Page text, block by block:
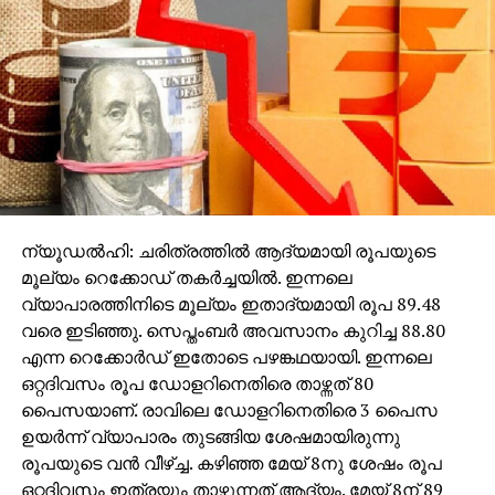
എന്ന നബി (സ) വചനം മാനവിക സൗഹാര്‍ദ്ദത്തിന്റെ
നിദര്‍ശനമല്ലെങ്കില്‍ മറ്റെന്താണ്? സിദ്ദീഖ് (റ)
ഭരണാധികാരമേറ്റപ്പോഴും ഉമറിബ്‌നുല്‍ ഖത്താബ് (റ),
ഉസ്മാനുബ്‌നു അഫ്ഫാന്‍ (റ), അലിയുബ്‌നു
അബീത്വാലിബ് (റ) എന്നിവര്‍ സാരഥ്യമേറ്റപ്പോഴും
നയപ്രഖ്യാപനം നടത്തി. എന്തായിരുന്നു അതില്‍
മുഴച്ചുനിന്നത്? മനുഷ്യ സാഹോദര്യം. എല്ലാവര്‍ക്കും
നീതി. കോപ്റ്റിക് വംശജനോട് അപമര്യാദയായി
പെരുമാറിയപ്പോഴാണ് ഗവര്‍ണറായ അംറുബ്‌നു
ആസ്വി (റ)ന്റെ മുന്നില്‍ വെച്ച് മകന് പൊതിരെ
തല്ലുകിട്ടിയത്. അടിച്ചതാകട്ടെ കോപ്റ്റിക് വംശജനും!
ഉമറിബ്‌നുല്‍ ഖത്താബ് (റ) ഈലിയ കരാര്‍
പ്രഖ്യാപിച്ചപ്പോള്‍ ഹൃദയം നിറഞ്ഞ് സന്തോഷിച്ചത്
ക്രൈസ്തവരായിരുന്നു. ഈജിപ്തിലെ മസ്ജിദ്
വിശാലമാക്കാന്‍ തുനിഞ്ഞപ്പോള്‍ ക്രൈസ്തവ
സഹോദരിയുടെ പുരയിടം ഇടിച്ചു നിരപ്പാക്കേണ്ടിവന്നു.
ഗവര്‍ണര്‍ അംറുബ്‌നു ആസ്വ (റ) ആ സ്ത്രീയോട്
കാര്യം പറഞ്ഞു മനസ്സിലാക്കാന്‍ ശ്രമിക്കുകയും
ആവശ്യത്തിലേറെ നഷ്ട പരിഹാരം വാഗ്ദാനം
ന്യൂഡല്‍ഹി: ചരിത്രത്തില്‍ ആദ്യമായി രൂപയുടെ
മൂല്യം റെക്കോഡ് തകര്‍ച്ചയില്‍. ഇന്നലെ
വ്യാപാരത്തിനിടെ മൂല്യം ഇതാദ്യമായി രൂപ 89.48
വരെ ഇടിഞ്ഞു. സെപ്തംബര്‍ അവസാനം കുറിച്ച 88.80
എന്ന റെക്കോര്‍ഡ് ഇതോടെ പഴങ്കഥയായി. ഇന്നലെ
ഒറ്റദിവസം രൂപ ഡോളറിനെതിരെ താഴ്ന്നത് 80
പൈസയാണ്. രാവിലെ ഡോളറിനെതിരെ 3 പൈസ
ഉയര്‍ന്ന് വ്യാപാരം തുടങ്ങിയ ശേഷമായിരുന്നു
രൂപയുടെ വന്‍ വീഴ്ച്ച. കഴിഞ്ഞ മേയ് 8നു ശേഷം രൂപ
ഒറ്റദിവസം ഇത്രയും താഴുന്നത് ആദ്യം. മേയ് 8ന് 89